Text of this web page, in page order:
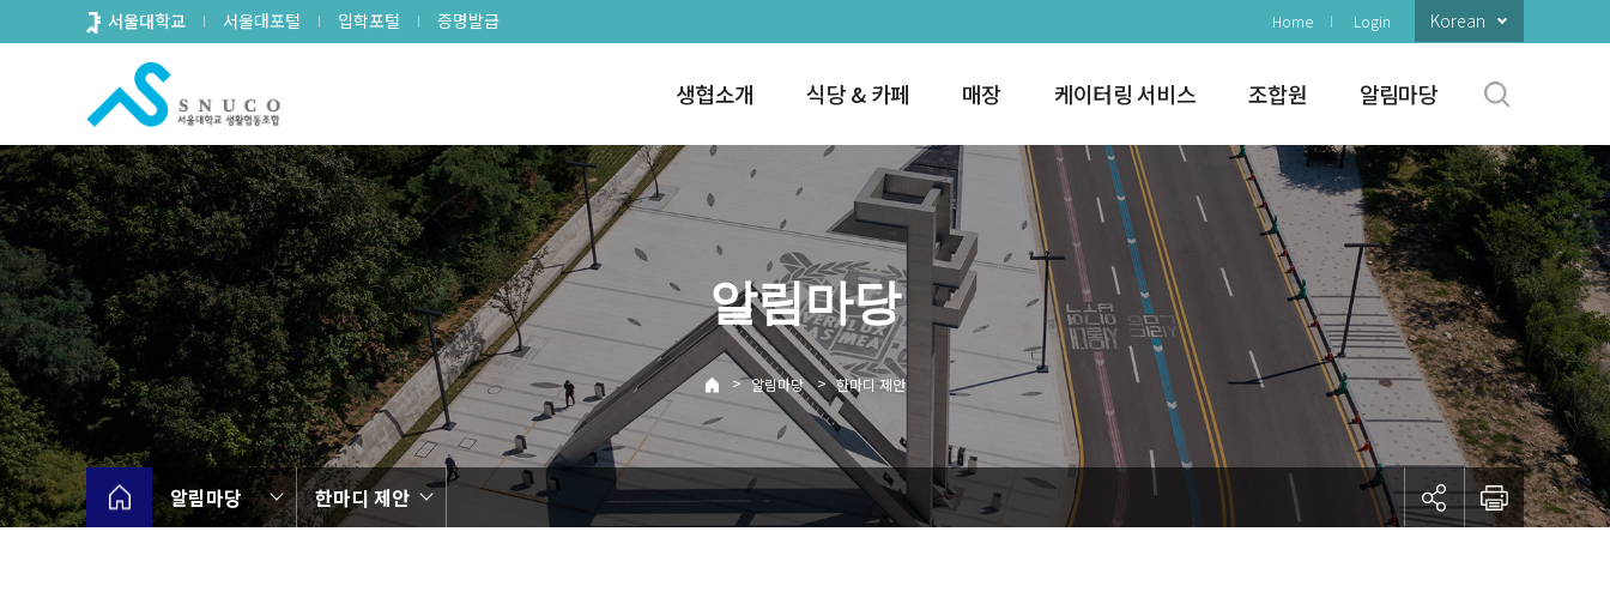
로
뉴
서울대학교 서울대포털 입학포털 증명발급 Home Login Korean
생협소개 식당 & 카페 매장 케이터링 서비스 조합원 알림마당
알림마당
> 알림마당 > 한마디 제안
알림마당 한마디 제안